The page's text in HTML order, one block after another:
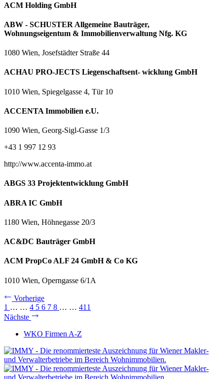
ACM Holding GmbH
ABW - SCHUSTER Allgemeine Bauträger,
Wohnungseigentum & Immobilienverwaltung Nfg. KG
1080 Wien, Josefstädter Straße 44
ACHAU PRO-JECTS Liegenschaftsent- wicklung GmbH
1010 Wien, Spiegelgasse 4, Tür 10
ACCENTA Immobilien e.U.
1090 Wien, Georg-Sigl-Gasse 1/3
+43 1 997 12 93
http://www.accenta-immo.at
ABGS 33 Projektentwicklung GmbH
ABRA IC GmbH
1180 Wien, Höhnegasse 20/3
AC&DC Bauträger GmbH
ACM PropCo ALF 24 GmbH & Co KG
1010 Wien, Operngasse 6/1A
Vorherige
1 … … 4 5 6 7 8 … … 411
Nächste
WKO Firmen A-Z